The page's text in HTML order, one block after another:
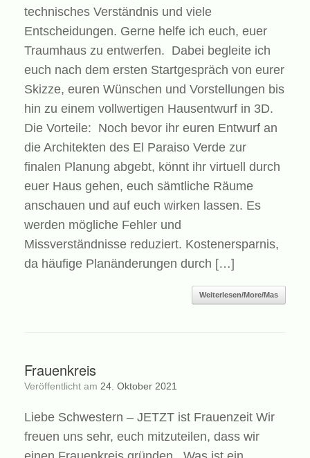
technisches Verständnis und viele
Entscheidungen. Gerne helfe ich euch, euer
Traumhaus zu entwerfen. Dabei begleite ich
euch nach dem ersten Startgespräch von eurer
Skizze, euren Wünschen und Vorstellungen bis
hin zu einem vollwertigen Hausentwurf in 3D.
Die Vorteile: Noch bevor ihr euren Entwurf an
die Architekten des El Paraiso Verde zur
finalen Planung abgebt, könnt ihr virtuell durch
euer Haus gehen, euch sämtliche Räume
anschauen und auf euch wirken lassen. Es
werden mögliche Fehler und
Missverständnisse reduziert. Kostenersparnis,
da häufige Planänderungen durch […]
Weiterlesen/More/Mas
Frauenkreis
Veröffentlicht am 24. Oktober 2021
Liebe Schwestern – JETZT ist Frauenzeit Wir
freuen uns sehr, euch mitzuteilen, dass wir